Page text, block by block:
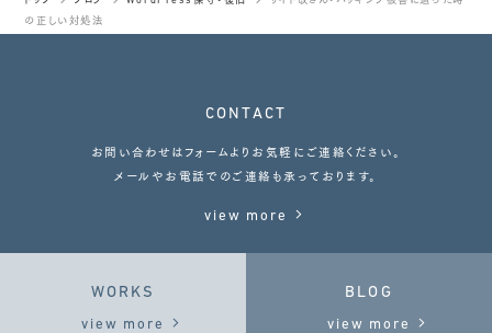
の正しい対処法
CONTACT
お問い合わせはフォームよりお気軽にご連絡ください。
メールやお電話でのご連絡も承っております。
view more
WORKS
view more
BLOG
view more